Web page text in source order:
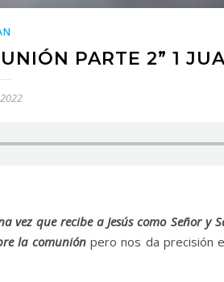
PARTE 2” 1
vez que recibe a Jesús como Señor y
la comuniónpero nos da precisión